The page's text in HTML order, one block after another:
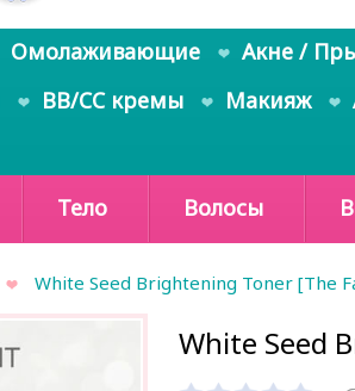
Омолаживающие Акне /
BB/CC кремы Макияж
Тело Волосы
White Seed Brightening Toner [The
White Seed